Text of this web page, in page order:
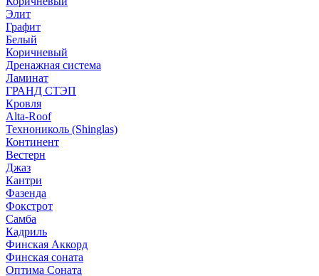
Элит
Графит
Белый
Коричневый
Дренажная система
Ламинат
ГРАНД СТЭП
Кровля
Alta-Roof
Технониколь (Shinglas)
Континент
Вестерн
Джаз
Кантри
Фазенда
Фокстрот
Самба
Кадриль
Финская Аккорд
Финская соната
Оптима Соната